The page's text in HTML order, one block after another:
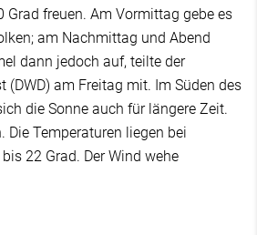
Grad freuen. Am Vormittag gebe es
am Nachmittag und Abend
dann jedoch auf, teilte der
(DWD) am Freitag mit. Im Süden des
die Sonne auch für längere Zeit.
Die Temperaturen liegen bei
22 Grad. Der Wind wehe